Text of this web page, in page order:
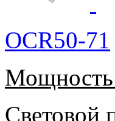
OCR50-71
Световой